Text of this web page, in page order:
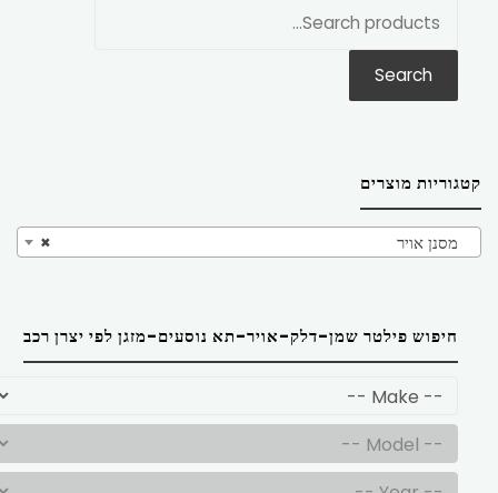
Search
קטגוריות מוצרים
× מסנן אויר
חיפוש פילטר שמן-דלק-אויר-תא נוסעים-מזגן לפי יצרן רכב